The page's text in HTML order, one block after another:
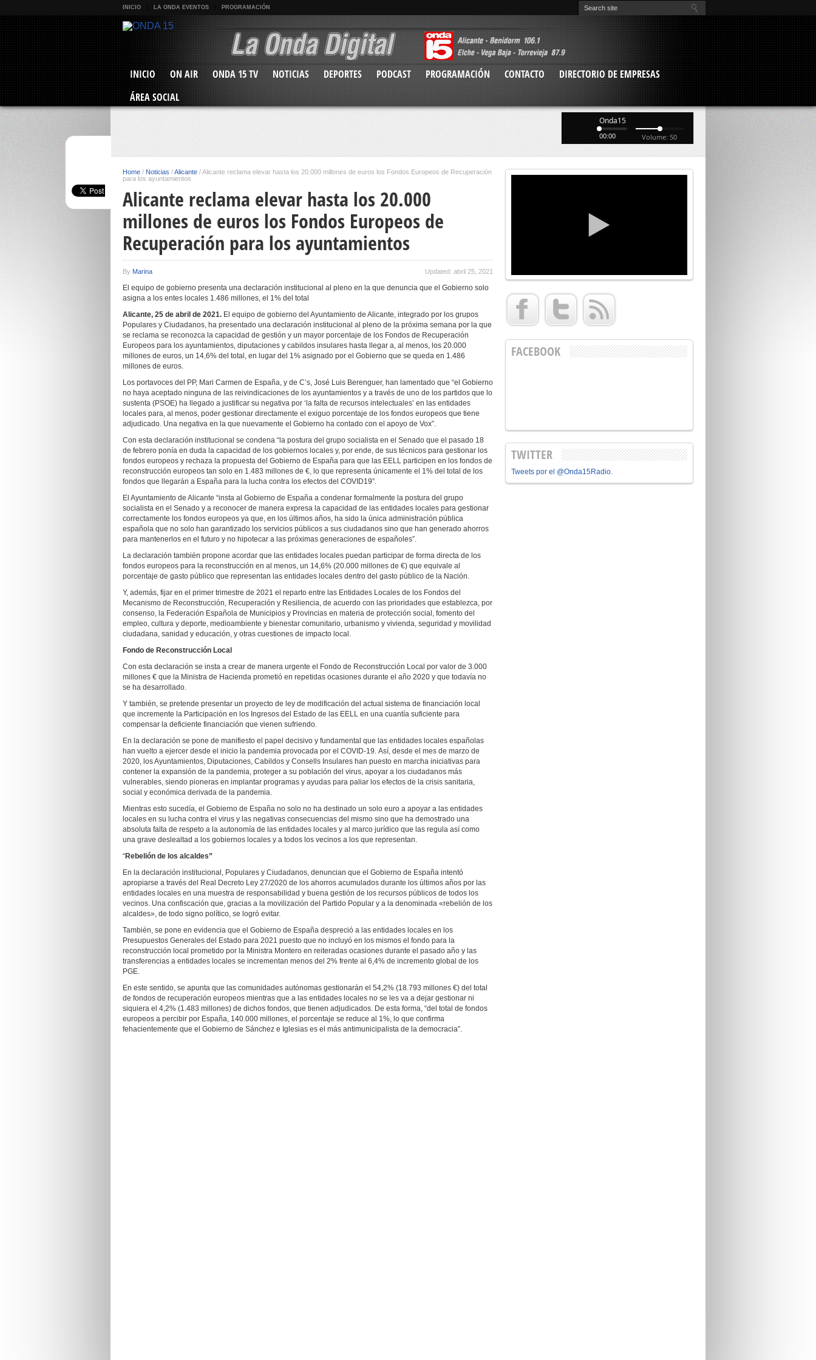
INICIO LA ONDA EVENTOS PROGRAMACIÓN
INICIO ON AIR ONDA 15 TV NOTICIAS DEPORTES PODCAST PROGRAMACIÓN CONTACTO
DIRECTORIO DE EMPRESAS
ÁREA SOCIAL
Onda15
00:00 Volume: 50
Home / Noticias /Alicante /Alicante reclama elevar hasta los 20.000 millones de euros los Fondos Europeos de Recuperación
para los ayuntamientos
Alicante reclama elevar hasta los 20.000
millones de euros los Fondos Europeos de
Recuperación para los ayuntamientos
By Marina Updated: abril 25, 2021
El equipo de gobierno presenta una declaración institucional al pleno en la que denuncia que el Gobierno solo
asigna a los entes locales 1.486 millones, el 1% del total
Alicante, 25 de abril de 2021. El equipo de gobierno del Ayuntamiento de Alicante, integrado por los grupos
Populares y Ciudadanos, ha presentado una declaración institucional al pleno de la próxima semana por la que
se reclama se reconozca la capacidad de gestión y un mayor porcentaje de los Fondos de Recuperación
Europeos para los ayuntamientos, diputaciones y cabildos insulares hasta llegar a, al menos, los 20.000
millones de euros, un 14,6% del total, en lugar del 1% asignado por el Gobierno que se queda en 1.486
millones de euros.
Los portavoces del PP, Mari Carmen de España, y de C’s, José Luis Berenguer, han lamentado que “el Gobierno
no haya aceptado ninguna de las reivindicaciones de los ayuntamientos y a través de uno de los partidos que lo
sustenta (PSOE) ha llegado a justificar su negativa por ‘la falta de recursos intelectuales’ en las entidades
locales para, al menos, poder gestionar directamente el exiguo porcentaje de los fondos europeos que tiene
adjudicado. Una negativa en la que nuevamente el Gobierno ha contado con el apoyo de Vox”.
Con esta declaración institucional se condena “la postura del grupo socialista en el Senado que el pasado 18
de febrero ponía en duda la capacidad de los gobiernos locales y, por ende, de sus técnicos para gestionar los
fondos europeos y rechaza la propuesta del Gobierno de España para que las EELL participen en los fondos de
reconstrucción europeos tan solo en 1.483 millones de €, lo que representa únicamente el 1% del total de los
fondos que llegarán a España para la lucha contra los efectos del COVID19”.
El Ayuntamiento de Alicante “insta al Gobierno de España a condenar formalmente la postura del grupo
socialista en el Senado y a reconocer de manera expresa la capacidad de las entidades locales para gestionar
correctamente los fondos europeos ya que, en los últimos años, ha sido la única administración pública
española que no solo han garantizado los servicios públicos a sus ciudadanos sino que han generado ahorros
para mantenerlos en el futuro y no hipotecar a las próximas generaciones de españoles”.
La declaración también propone acordar que las entidades locales puedan participar de forma directa de los
fondos europeos para la reconstrucción en al menos, un 14,6% (20.000 millones de €) que equivale al
porcentaje de gasto público que representan las entidades locales dentro del gasto público de la Nación.
Y, además, fijar en el primer trimestre de 2021 el reparto entre las Entidades Locales de los Fondos del
Mecanismo de Reconstrucción, Recuperación y Resiliencia, de acuerdo con las prioridades que establezca, por
consenso, la Federación Española de Municipios y Provincias en materia de protección social, fomento del
empleo, cultura y deporte, medioambiente y bienestar comunitario, urbanismo y vivienda, seguridad y movilidad
ciudadana, sanidad y educación, y otras cuestiones de impacto local.
Fondo de Reconstrucción Local
Con esta declaración se insta a crear de manera urgente el Fondo de Reconstrucción Local por valor de 3.000
millones € que la Ministra de Hacienda prometió en repetidas ocasiones durante el año 2020 y que todavía no
se ha desarrollado.
Y también, se pretende presentar un proyecto de ley de modificación del actual sistema de financiación local
que incremente la Participación en los Ingresos del Estado de las EELL en una cuantía suficiente para
compensar la deficiente financiación que vienen sufriendo.
En la declaración se pone de manifiesto el papel decisivo y fundamental que las entidades locales españolas
han vuelto a ejercer desde el inicio la pandemia provocada por el COVID-19. Así, desde el mes de marzo de
2020, los Ayuntamientos, Diputaciones, Cabildos y Consells Insulares han puesto en marcha iniciativas para
contener la expansión de la pandemia, proteger a su población del virus, apoyar a los ciudadanos más
vulnerables, siendo pioneras en implantar programas y ayudas para paliar los efectos de la crisis sanitaria,
social y económica derivada de la pandemia.
Mientras esto sucedía, el Gobierno de España no solo no ha destinado un solo euro a apoyar a las entidades
locales en su lucha contra el virus y las negativas consecuencias del mismo sino que ha demostrado una
absoluta falta de respeto a la autonomía de las entidades locales y al marco jurídico que las regula así como
una grave deslealtad a los gobiernos locales y a todos los vecinos a los que representan.
“Rebelión de los alcaldes”
En la declaración institucional, Populares y Ciudadanos, denuncian que el Gobierno de España intentó
apropiarse a través del Real Decreto Ley 27/2020 de los ahorros acumulados durante los últimos años por las
entidades locales en una muestra de responsabilidad y buena gestión de los recursos públicos de todos los
vecinos. Una confiscación que, gracias a la movilización del Partido Popular y a la denominada «rebelión de los
alcaldes», de todo signo político, se logró evitar.
También, se pone en evidencia que el Gobierno de España despreció a las entidades locales en los
Presupuestos Generales del Estado para 2021 puesto que no incluyó en los mismos el fondo para la
reconstrucción local prometido por la Ministra Montero en reiteradas ocasiones durante el pasado año y las
transferencias a entidades locales se incrementan menos del 2% frente al 6,4% de incremento global de los
PGE.
En este sentido, se apunta que las comunidades autónomas gestionarán el 54,2% (18.793 millones €) del total
de fondos de recuperación europeos mientras que a las entidades locales no se les va a dejar gestionar ni
siquiera el 4,2% (1.483 millones) de dichos fondos, que tienen adjudicados. De esta forma, “del total de fondos
europeos a percibir por España, 140.000 millones, el porcentaje se reduce al 1%, lo que confirma
fehacientemente que el Gobierno de Sánchez e Iglesias es el más antimunicipalista de la democracia”.
FACEBOOK
TWITTER
Tweets por el @Onda15Radio.